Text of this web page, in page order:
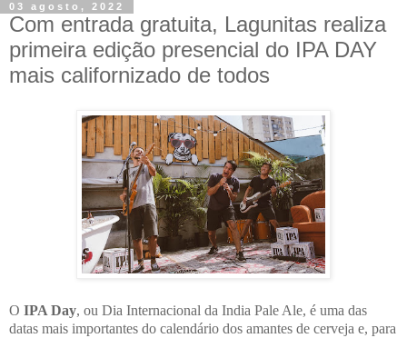
03 agosto, 2022
Com entrada gratuita, Lagunitas realiza
primeira edição presencial do IPA DAY
mais californizado de todos
O IPA Day, ou Dia Internacional da India Pale Ale, é uma das
datas mais importantes do calendário dos amantes de cerveja e, para